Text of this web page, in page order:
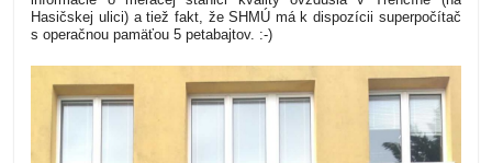
Hasičskej ulici) a tiež fakt, že SHMÚ má k dispozícii superpočítač
s operačnou pamäťou 5 petabajtov. :-)